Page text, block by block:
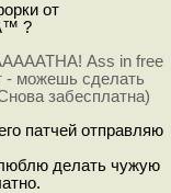
от
?
Ass in free
- можешь сделать
забесплатна)
патчей отправляю
делать чужую